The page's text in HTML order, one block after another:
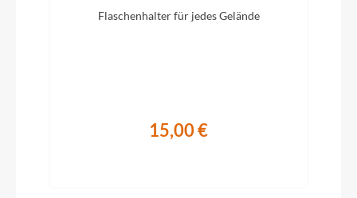
DT Swiss 370, 12x142mm centerlock
Flaschenhalter für jedes Gelände
15,00 €